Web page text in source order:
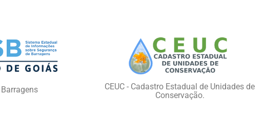
CEUC - Cadastro Estadual de Unidades de
Conservação.